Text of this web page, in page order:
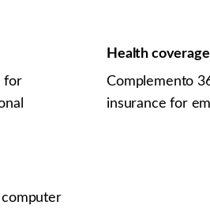
for
Health coverage
Complemento
insurance for